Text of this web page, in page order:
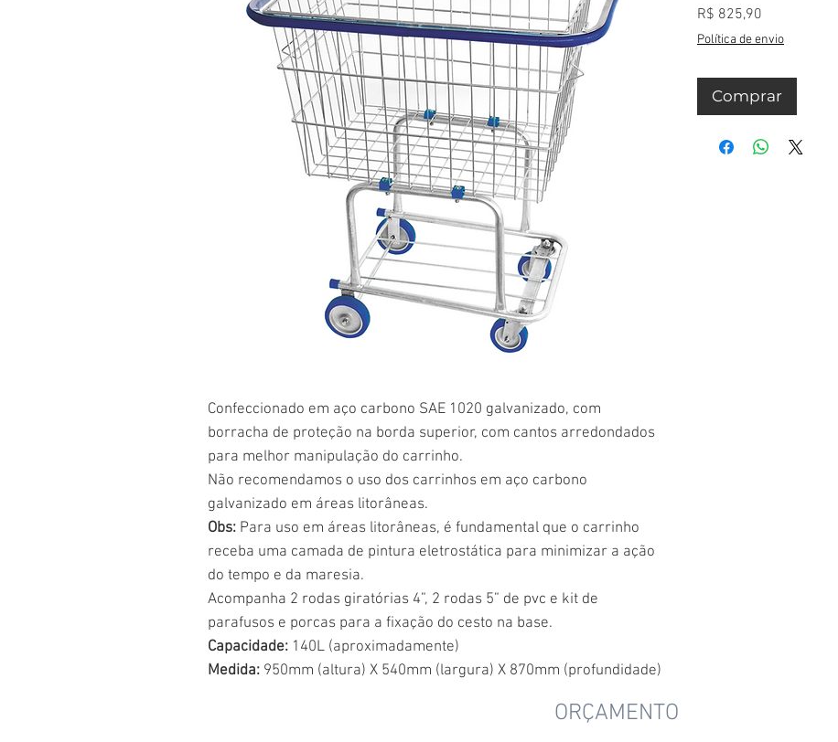
Confeccionado em aço carbono SAE 1020 galvanizado, com
borracha de proteção na borda superior, com cantos arredondados
para melhor manipulação do carrinho.
Não recomendamos o uso dos carrinhos em aço carbono
galvanizado em áreas litorâneas.
Obs: Para uso em áreas litorâneas, é fundamental que o carrinho
receba uma camada de pintura eletrostática para minimizar a ação
do tempo e da maresia.
Acompanha 2 rodas giratórias 4”, 2 rodas 5” de pvc e kit de
parafusos e porcas para a fixação do cesto na base.
Capacidade: 140L (aproximadamente)
Medida: 950mm (altura) X 540mm (largura) X 870mm (profundidade)
R$ 825,90
Política de envio
Comprar
ORÇAMENTO